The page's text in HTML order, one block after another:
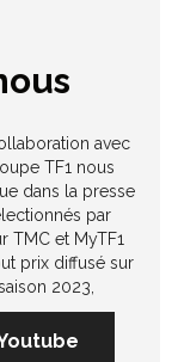
avec
TF1 nous
dans la presse
par
TMC et MyTF1
prix diffusé sur
2023,